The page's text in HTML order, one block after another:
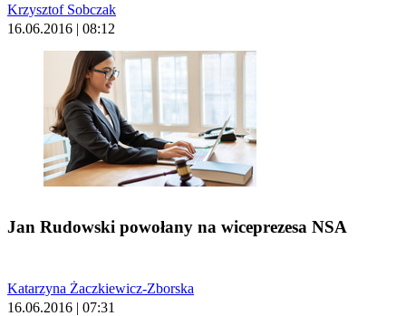
Krzysztof Sobczak
16.06.2016 | 08:12
Jan Rudowski powołany na wiceprezesa NSA
Katarzyna Żaczkiewicz-Zborska
16.06.2016 | 07:31